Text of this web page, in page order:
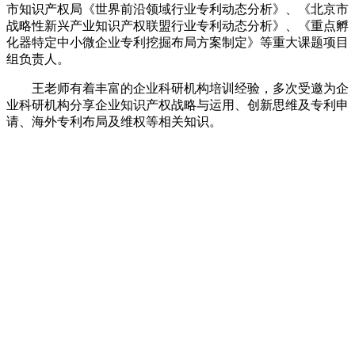
市知识产权局《世界前沿领域行业专利动态分析》、《北京市
战略性新兴产业知识产权联盟行业专利动态分析》、《重点孵
化器特定中小微企业专利挖掘布局方案制定》等重大课题项目
组负责人。
王老师有着丰富的企业科研机构培训经验，多次受邀为企
业科研机构分享企业知识产权战略与运用、创新思维及专利申
请、海外专利布局及维权等相关知识。